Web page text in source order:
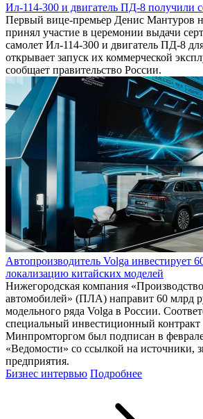
Ил-114-300 и двигатель ПД-8 получили
Первый вице-премьер Денис
принял участие в церемонии выдачи
самолет Ил-114-300 и двигатель ПД-8
открывает запуск их коммерческой
сообщает правительство России.
Автопроизводитель Volga инвестирует
локализацию китайских моделей
Нижегородская компания
автомобилей» (ПЛА) направит 60 млрд
модельного ряда Volga в России.
специальный инвестиционный
Минпромторгом был подписан в
«Ведомости» со ссылкой на источники,
предприятия.
Бизнес интервью Подробнее